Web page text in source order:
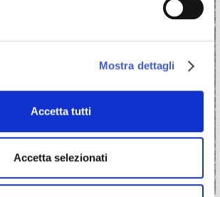
Mostra dettagli
Accetta tutti
Accetta selezionati